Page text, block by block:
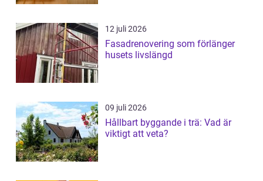
12 juli 2026
Fasadrenovering som förlänger
husets livslängd
09 juli 2026
Hållbart byggande i trä: Vad är
viktigt att veta?